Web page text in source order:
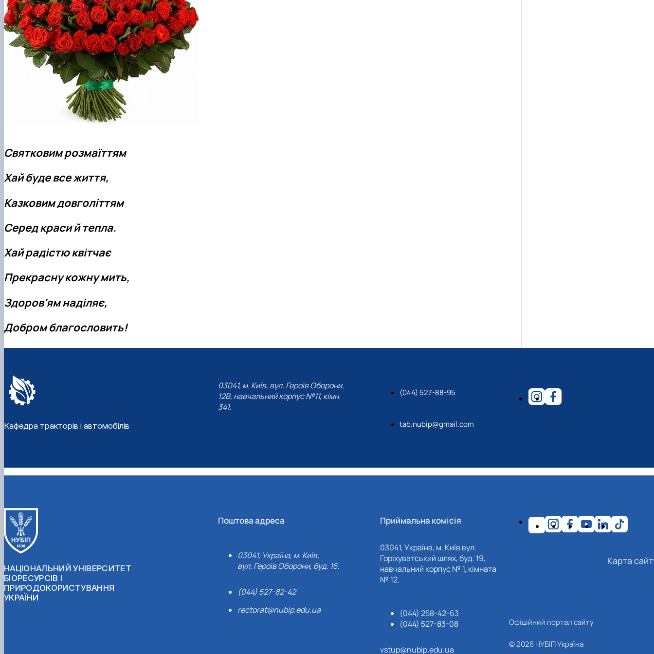
Святковим розмаїттям
Хай буде все життя,
Казковим довголіттям
Серед краси й тепла.
Хай радістю квітчає
Прекрасну кожну мить,
Здоров'ям наділяє,
Добром благословить!
Кафедра тракторів і автомобілів
03041, м. Київ, вул. Героїв Оборони,
12В, навчальний корпус №11, кімн.
341.
(044) 527-88-95
tab.nubip@gmail.com
НАЦІОНАЛЬНИЙ УНІВЕРСИТЕТ
БІОРЕСУРСІВ І
ПРИРОДОКОРИСТУВАННЯ
УКРАЇНИ
Поштова адреса
03041, Україна, м. Київ,
вул. Героїв Оборони, буд. 15.
(044) 527-82-42
rectorat@nubip.edu.ua
Приймальна комісія
03041, Україна, м. Київ вул.
Горіхуватський шлях, буд. 19,
навчальний корпус № 1, кімната
№ 12.
(044) 258-42-63
(044) 527-83-08
vstup@nubip.edu.ua
Карта
Офіційний портал сайту
© 2026 НУБІП Україна